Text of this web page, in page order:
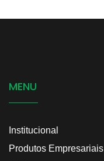
MENU
Institucional
Produtos Empresariais